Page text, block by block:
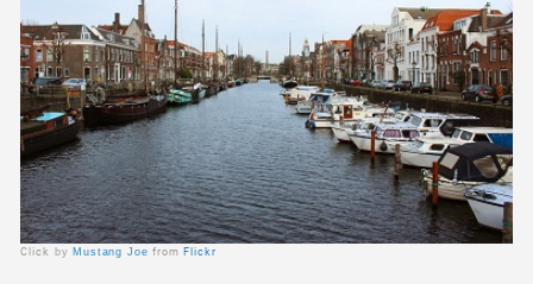
Click by Mustang Joe from Flickr